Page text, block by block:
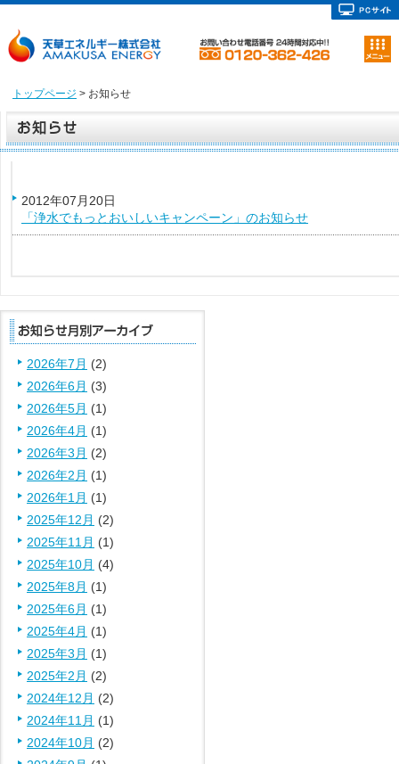
トップページ > お知らせ
2012年07月20日
「浄水でもっとおいしいキャンペーン」のお知らせ
2026年7月 (2)
2026年6月 (3)
2026年5月 (1)
2026年4月 (1)
2026年3月 (2)
2026年2月 (1)
2026年1月 (1)
2025年12月 (2)
2025年11月 (1)
2025年10月 (4)
2025年8月 (1)
2025年6月 (1)
2025年4月 (1)
2025年3月 (1)
2025年2月 (2)
2024年12月 (2)
2024年11月 (1)
2024年10月 (2)